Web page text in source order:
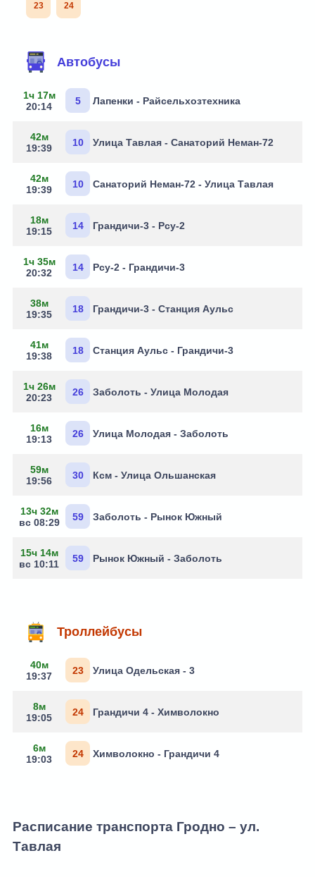
23 24
Автобусы
1ч 17м
20:14
5 Лапенки - Райсельхозтехника
42м
19:39
10 Улица Тавлая - Санаторий Неман-72
42м
19:39
10 Санаторий Неман-72 - Улица Тавлая
18м
19:15
14 Грандичи-3 - Рсу-2
1ч 35м
20:32
14 Рсу-2 - Грандичи-3
38м
19:35
18 Грандичи-3 - Станция Аульс
41м
19:38
18 Станция Аульс - Грандичи-3
1ч 26м
20:23
26 Заболоть - Улица Молодая
16м
19:13
26 Улица Молодая - Заболоть
59м
19:56
30 Ксм - Улица Ольшанская
13ч 32м
вс 08:29
59 Заболоть - Рынок Южный
15ч 14м
вс 10:11
59 Рынок Южный - Заболоть
Троллейбусы
40м
19:37
23 Улица Одельская - 3
8м
19:05
24 Грандичи 4 - Химволокно
6м
19:03
24 Химволокно - Грандичи 4
Расписание транспорта Гродно – ул.
Тавлая